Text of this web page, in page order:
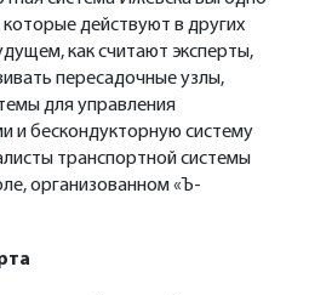
действуют в других
как считают эксперты,
пересадочные узлы,
для управления
и бескондукторную систему
транспортной системы
организованном «Ъ-